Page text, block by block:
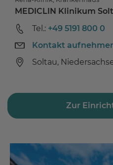
MEDICLIN Klinikum
Tel.: +49 5191 800 0
Kontakt
Soltau,
Zur